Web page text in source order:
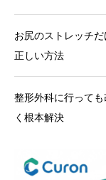
お尻のストレッチ
正しい方法
整形外科に行って
く根本解決